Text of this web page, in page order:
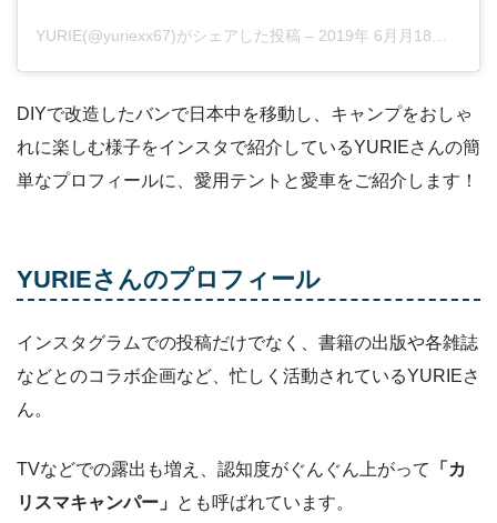
YURIE(@yuriexx67)がシェアした投稿 – 2019年 6月月18日午前3時16分PDT
DIYで改造したバンで日本中を移動し、キャンプをおしゃ
れに楽しむ様子をインスタで紹介しているYURIEさんの簡
単なプロフィールに、愛用テントと愛車をご紹介します！
YURIEさんのプロフィール
インスタグラムでの投稿だけでなく、書籍の出版や各雑誌
などとのコラボ企画など、忙しく活動されているYURIEさ
ん。
TVなどでの露出も増え、認知度がぐんぐん上がって
「カ
リスマキャンパー」 とも呼ばれています。